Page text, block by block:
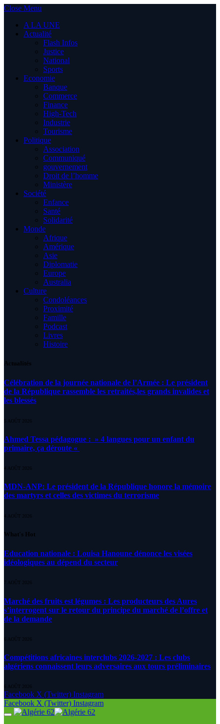
Close Menu
A LA UNE
Actualité
Flash Infos
Justice
National
Sports
Economie
Banque
Commerce
Finance
High-Tech
Industrie
Tourisme
Politique
Association
Communiqué
gouvernement
Droit de l’homme
Ministère
Société
Enfance
Santé
Solidarité
Monde
Afrique
Amérique
Asie
Diplomatie
Europe
Australia
Culture
Condoléances
Proximité
Famille
Podcast
Livres
Histoire
Actualités
Célébration de la journée nationale de l’Armée : Le président
de la République rassemble les retraités,les grands invalides et
les blessés
5 AOÛT 2026
Ahmed Tessa pédagogue : » 4 langues pour un enfant du
primaire, ça déroute «
4 AOÛT 2026
MDN-ANP: Le président de la République honore la mémoire
des martyrs et celles des victimes du terrorisme
4 AOÛT 2026
What's Hot
Education nationale : Louisa Hanoune dénonce les visées
idéologiques au dépend du secteur
7 AOÛT 2026
Marché des fruits est légumes : Les producteurs des Aures
s’interrogent sur le retour du principe du marché de l’offre et
de la demande
6 AOÛT 2026
Compétitions africaines interclubs 2026-2027 : Les clubs
algériens connaissent leurs adversaires aux tours préliminaires
6 AOÛT 2026
Facebook X (Twitter) Instagram
Facebook X (Twitter) Instagram